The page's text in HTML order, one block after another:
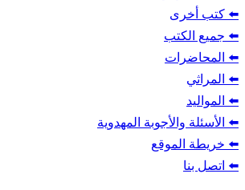
⬅️ كتب أخرى
⬅️ جميع الكتب
⬅️ المحاضرات
⬅️ المراثي
⬅️ المواليد
⬅️ الأسئلة والأجوبة المهدوية
⬅️ خريطة الموقع
⬅️ اتصل بنا